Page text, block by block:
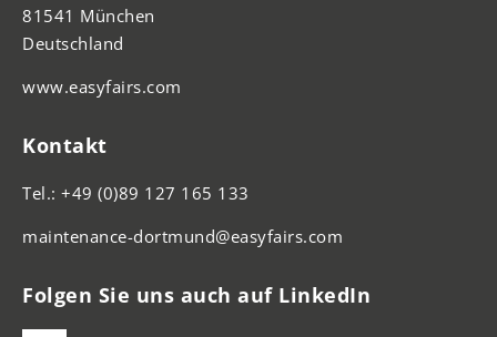
81541 München
Deutschland
www.easyfairs.com
Kontakt
Tel.: +49 (0)89 127 165 133
maintenance-dortmund@easyfairs.com
Folgen Sie uns auch auf LinkedIn